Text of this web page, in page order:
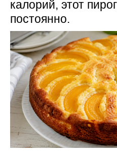
калорий, этот
постоянно.